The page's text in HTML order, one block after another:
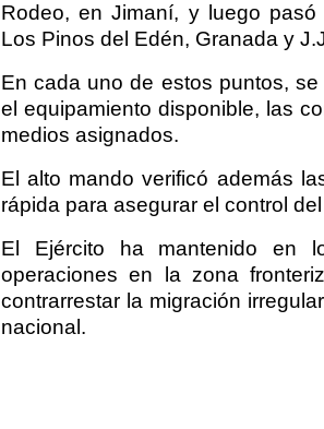
Rodeo, en Jimaní, y luego
Los Pinos del Edén, Granada y
En cada uno de estos puntos,
el equipamiento disponible, las
medios asignados.
El alto mando verificó además
rápida para asegurar el control
El Ejército ha mantenido en
operaciones en la zona
contrarrestar la migración
nacional.